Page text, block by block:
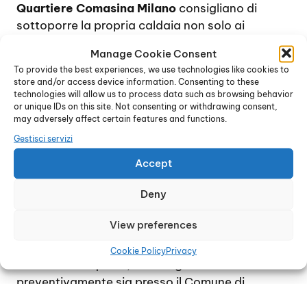
Manage Cookie Consent
To provide the best experiences, we use technologies like cookies to
store and/or access device information. Consenting to these
technologies will allow us to process data such as browsing behavior
or unique IDs on this site. Not consenting or withdrawing consent,
may adversely affect certain features and functions.
Gestisci servizi
Accept
Deny
View preferences
Cookie PolicyPrivacy
Quartiere Comasina Milano consigliano di
sottoporre la propria caldaia non solo ai
revisione completa annuale, al fine di verificare il
corretto funzionamento del dispositivo e di
provvedere, se necessario, alla sostituzione dei
pezzi di ricambio usurati.
Per quanto riguarda la manutenzione
obbligatoria delle caldaie, normalmente sui
dispositivi domestici viene effettuata ogni due
anni, e consiste in un controllo generale delle
condizioni della caldaia oltre alla verifica dei
Tuttavia, trattandosi di norme soggette a